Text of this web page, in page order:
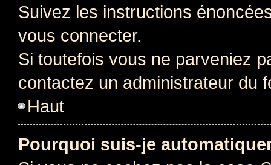
Suivez les instructions
vous connecter.
Si toutefois vous ne parveniez
contactez un administrateur du
Haut
Pourquoi suis-je